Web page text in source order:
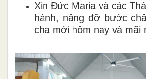
Xin Đức Maria và các
hành, nâng đỡ bước
cha mới hôm nay và mãi